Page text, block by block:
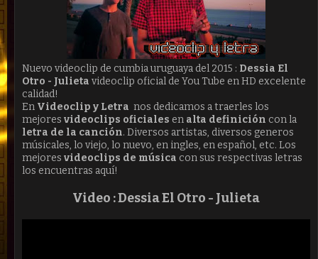
Nuevo videoclip de cumbia uruguaya del 2015 : Dessia El
Otro - Julieta videoclip oficial de You Tube en HD excelente
calidad!
En Videoclip y Letra nos dedicamos a traerles los
mejores videoclips oficiales en alta definición con la
letra de la canción. Diversos artistas, diversos generos
músicales, lo viejo, lo nuevo, en ingles, en español, etc. Los
mejores videoclips de música con sus respectivas letras
los encuentras aquí!
Video : Dessia El Otro - Julieta